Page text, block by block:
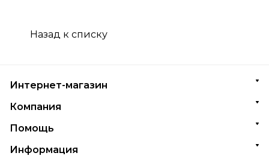
Назад к списку
Интернет-магазин
Компания
Помощь
Информация